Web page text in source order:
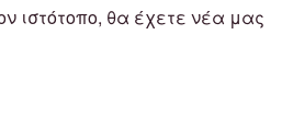
ιστότοπο, θα έχετε νέα μας